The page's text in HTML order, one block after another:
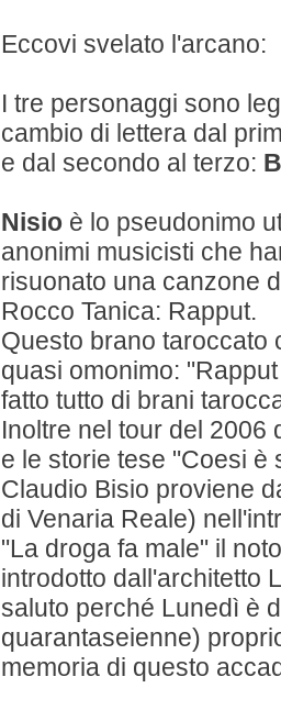
Eccovi svelato l'arcano:
I tre personaggi sono
cambio di lettera dal
e dal secondo al terzo:
Nisio è lo pseudonimo
anonimi musicisti che
risuonato una canzone
Rocco Tanica: Rapput.
Questo brano taroccato
quasi omonimo:
fatto tutto di brani
Inoltre nel tour del 2006
e le storie tese "Coesi è
Claudio Bisio proviene
di Venaria Reale)
"La droga fa male" il
introdotto dall'architetto
saluto perché Lunedì è
quarantaseienne)
memoria di questo